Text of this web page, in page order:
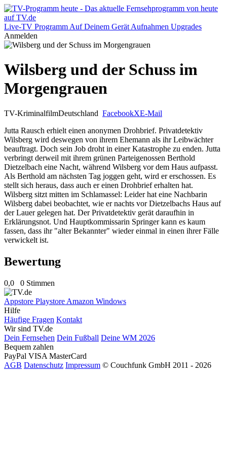
Live-TV Programm Auf Deinem Gerät Aufnahmen Upgrades
Anmelden
Wilsberg und der Schuss im
Morgengrauen
TV-KriminalfilmDeutschland FacebookXE-Mail
Jutta Rausch erhielt einen anonymen Drohbrief. Privatdetektiv
Wilsberg wird deswegen von ihrem Ehemann als ihr Leibwächter
beauftragt. Doch sein Job droht in einer Katastrophe zu enden. Jutta
verbringt derweil mit ihrem grünen Parteigenossen Berthold
Dietzelbach eine Nacht, während Wilsberg vor dem Haus aufpasst.
Als Berthold am nächsten Tag joggen geht, wird er erschossen. Es
stellt sich heraus, dass auch er einen Drohbrief erhalten hat.
Wilsberg sitzt mitten im Schlamassel: Leider hat eine Nachbarin
Wilsberg dabei beobachtet, wie er nachts vor Dietzelbachs Haus auf
der Lauer gelegen hat. Der Privatdetektiv gerät daraufhin in
Erklärungsnot. Und Hauptkommissarin Springer kann es kaum
fassen, dass ihr "alter Bekannter" wieder einmal in einen ihrer Fälle
verwickelt ist.
Bewertung
0,0 0 Stimmen
Appstore Playstore Amazon Windows
Hilfe
Häufige Fragen Kontakt
Wir sind TV.de
Dein Fernsehen Dein Fußball Deine WM 2026
Bequem zahlen
PayPal VISA MasterCard
AGB Datenschutz Impressum © Couchfunk GmbH 2011 - 2026